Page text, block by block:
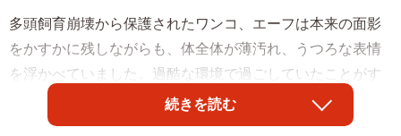
多頭飼育崩壊から保護されたワンコ、エーフは本来の面影
をかすかに残しながらも、体全体が薄汚れ、うつろな表情
を浮かべていました。過酷な環境で過ごしていたことがす
続きを読む